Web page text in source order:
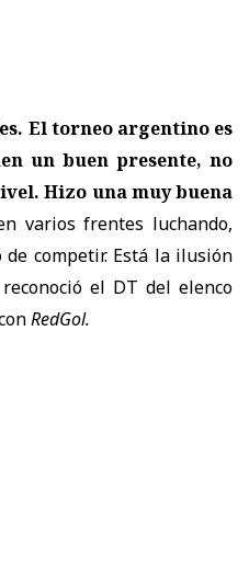
El torneo argentino es
un buen presente, no
Hizo una muy buena
varios frentes luchando,
competir. Está la ilusión
el DT del elenco
RedGol.